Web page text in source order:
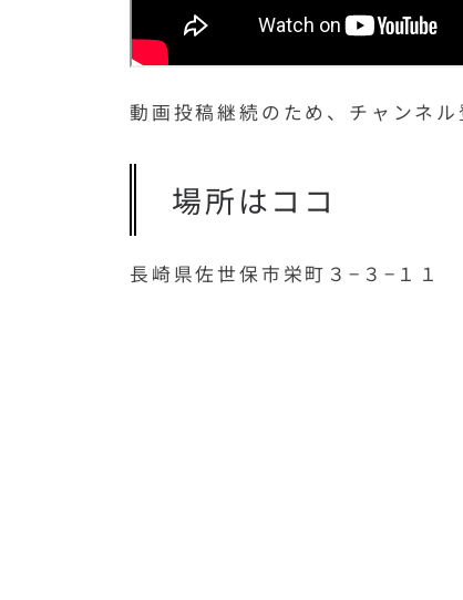
動画投稿継続のため、チャンネル
場所はココ
長崎県佐世保市栄町３−３−１１